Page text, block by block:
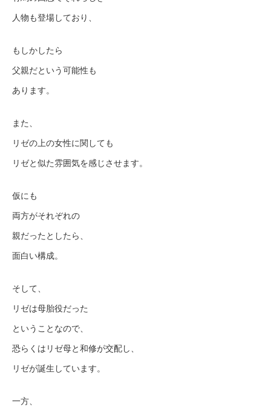
人物も登場しており、
もしかしたら
父親だという可能性も
あります。
また、
リゼの上の女性に関しても
リゼと似た雰囲気を感じさせます。
仮にも
両方がそれぞれの
親だったとしたら、
面白い構成。
そして、
リゼは母胎役だった
ということなので、
恐らくはリゼ母と和修が交配し、
リゼが誕生しています。
一方、